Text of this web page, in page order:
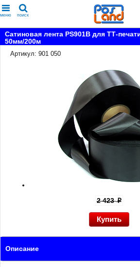
меню поиск
Сатиновая лента PS901B для ТТ-
50мм/200м
Артикул: 901 050
2 423p
Описание